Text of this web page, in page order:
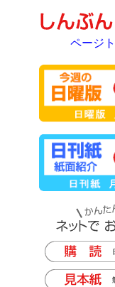
ページ